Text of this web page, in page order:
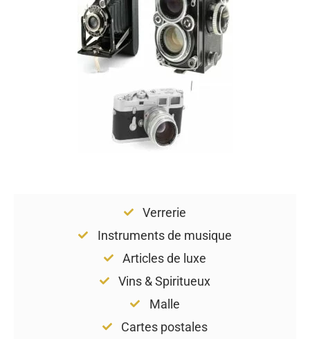
Verrerie
Instruments de musique
Articles de luxe
Vins & Spiritueux
Malle
Cartes postales